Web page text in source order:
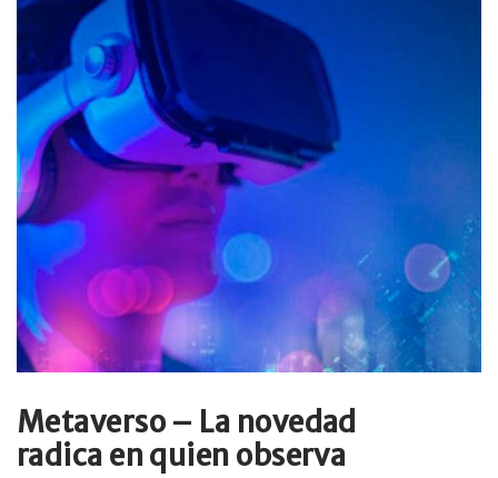
Metaverso – La novedad
radica en quien observa